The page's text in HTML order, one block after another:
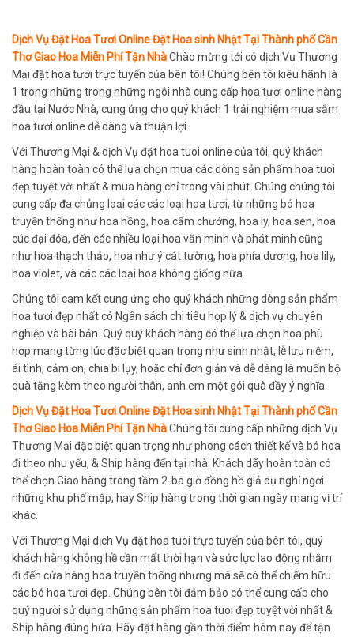
Dịch Vụ Đặt Hoa Tươi Online Đặt Hoa sinh Nhật Tại Thành phố Cần
Thơ Giao Hoa Miễn Phí Tận NhàChào mừng tới có dịch Vụ Thương
Mại đặt hoa tươi trực tuyến của bên tôi! Chúng bên tôi kiêu hãnh là
1 trong những trong những ngôi nhà cung cấp hoa tươi online hàng
đầu tại Nước Nhà, cung ứng cho quý khách 1 trải nghiệm mua sắm
hoa tươi online dễ dàng và thuận lợi.
Với Thương Mại & dịch Vụ đặt hoa tuoi online của tôi, quý khách
hàng hoàn toàn có thể lựa chọn mua các dòng sản phẩm hoa tuoi
đẹp tuyệt vời nhất & mua hàng chỉ trong vài phút. Chúng chúng tôi
cung cấp đa chủng loại các các loại hoa tươi, từ những bó hoa
truyền thống như hoa hồng, hoa cẩm chướng, hoa ly, hoa sen, hoa
cúc đại đóa, đến các nhiều loại hoa văn minh và phát minh cũng
như hoa thạch thảo, hoa như ý cát tường, hoa phía dương, hoa lily,
hoa violet, và các các loại hoa không giống nữa.
Chúng tôi cam kết cung ứng cho quý khách những dòng sản phẩm
hoa tươi đẹp nhất có Ngân sách chi tiêu hợp lý & dịch vụ chuyên
nghiệp và bài bản. Quý quý khách hàng có thể lựa chọn hoa phù
hợp mang từng lúc đặc biệt quan trọng như sinh nhật, lễ lưu niệm,
ái tình, cảm ơn, chia bi lụy, hoặc chỉ đơn giản và dễ dàng là muốn bộ
quà tặng kèm theo người thân, anh em một gói quà đầy ý nghĩa.
Dịch Vụ Đặt Hoa Tươi Online Đặt Hoa sinh Nhật Tại Thành phố Cần
Thơ Giao Hoa Miễn Phí Tận NhàChúng tôi cung cấp những dịch Vụ
Thương Mại đặc biệt quan trọng như phong cách thiết kế và bó hoa
đi theo nhu yếu, & Ship hàng đến tại nhà. Khách dãy hoàn toàn có
thể chọn Giao hàng trong tầm 2-ba giờ đồng hồ giả dụ nghỉ ngơi
những khu phố mập, hay Ship hàng trong thời gian ngày mang vị trí
khác.
Với Thương Mại dịch Vụ đặt hoa tuoi trực tuyến của bên tôi, quý
khách hàng không hề cần mất thời hạn và sức lực lao động nhằm
đi đến cửa hàng hoa truyền thống nhưng mà sẽ có thể chiếm hữu
các bó hoa tươi đẹp. Chúng bên tôi đảm bảo có thể cung cấp cho
quý người sử dụng những sản phẩm hoa tuoi đẹp tuyệt vời nhất &
Ship hàng đúng hứa. Hãy đặt hàng gần thời điểm hôm nay để tận